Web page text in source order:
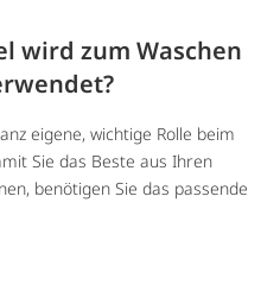
wird zum Waschen
eigene, wichtige Rolle beim
Sie das Beste aus Ihren
benötigen Sie das passende